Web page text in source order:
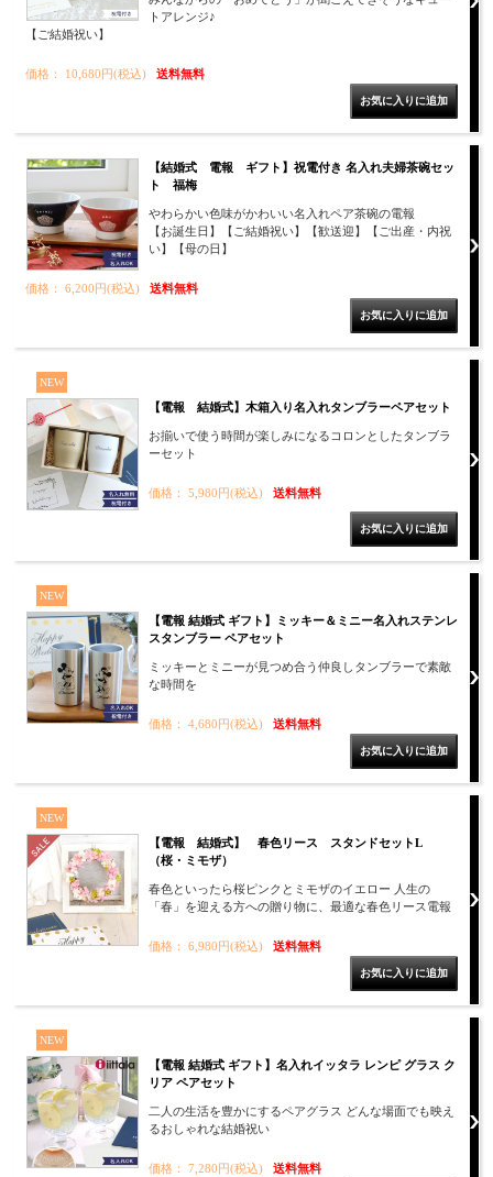
トアレンジ♪
【ご結婚祝い】
価格： 10,680円(税込) 送料無料
【結婚式 電報 ギフト】祝電付き 名入れ夫婦茶碗セッ
ト 福梅
やわらかい色味がかわいい名入れペア茶碗の電報
【お誕生日】【ご結婚祝い】【歓送迎】【ご出産・内祝
い】【母の日】
価格： 6,200円(税込) 送料無料
NEW
【電報 結婚式】木箱入り名入れタンブラーペアセット
お揃いで使う時間が楽しみになるコロンとしたタンブラ
ーセット
価格： 5,980円(税込) 送料無料
NEW
【電報 結婚式 ギフト】ミッキー＆ミニー名入れステンレ
スタンブラー ペアセット
ミッキーとミニーが見つめ合う仲良しタンブラーで素敵
な時間を
価格： 4,680円(税込) 送料無料
NEW
【電報 結婚式】 春色リース スタンドセットL
（桜・ミモザ）
春色といったら桜ピンクとミモザのイエロー 人生の
「春」を迎える方への贈り物に、最適な春色リース電報
価格： 6,980円(税込) 送料無料
NEW
【電報 結婚式 ギフト】名入れイッタラ レンピ グラス ク
リア ペアセット
二人の生活を豊かにするペアグラス どんな場面でも映え
るおしゃれな結婚祝い
価格： 7,280円(税込) 送料無料